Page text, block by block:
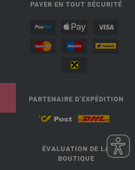
PAYER EN TOUT SÉCURITÉ
PARTENAIRE D’EXPÉDITION
ÉVALUATION DE LA
BOUTIQUE